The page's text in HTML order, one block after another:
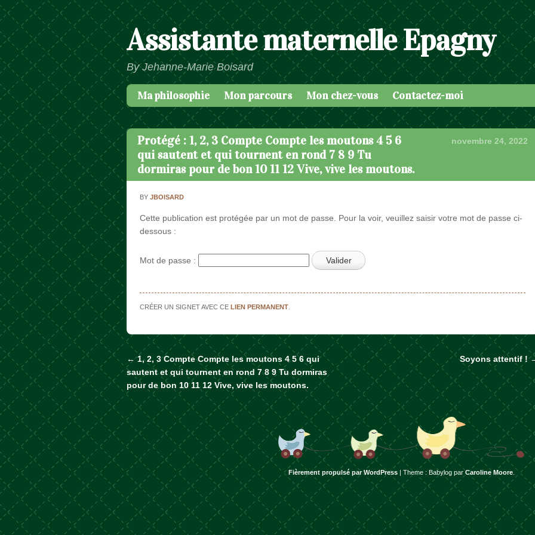
Assistante maternelle Epagny
By Jehanne-Marie Boisard
Menu
Passer au contenu
Ma philosophie Mon parcours Mon chez-vous Contactez-moi
Protégé : 1, 2, 3 Compte Compte les moutons 4 5 6
qui sautent et qui tournent en rond 7 8 9 Tu
dormiras pour de bon 10 11 12 Vive, vive les moutons.
novembre 24, 2022
BYJBOISARD
Cette publication est protégée par un mot de passe. Pour la voir, veuillez saisir votre mot de passe ci-
dessous :
Mot de passe :
CRÉER UN SIGNET AVEC CELIEN PERMANENT
Naviguer dans les articles
←1, 2, 3 Compte Compte les moutons 4 5 6 qui
sautent et qui tournent en rond 7 8 9 Tu dormiras
pour de bon 10 11 12 Vive, vive les moutons.
Soyons attentif !
Fièrement propulsé par WordPress Theme : Babylog parCaroline Moore.